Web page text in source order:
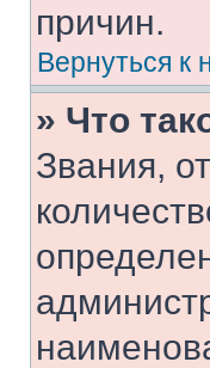
причин.
Вернуться к
» Что
Звания,